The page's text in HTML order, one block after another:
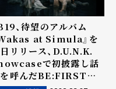
、待望のアルバム
Wakas at Simula』を
リリース、D.U.N.K.
で初披露し話
呼んだBE:FIRSTと